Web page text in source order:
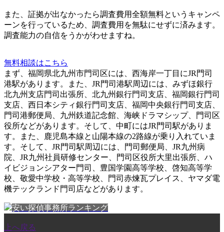
また、 証拠が出なかったら調査費用全額無料というキャンペ
ーンを行っているため、調査費用を無駄にせずに済みます。
調査能力の自信をうかがわせますね。
無料相談はこちら
まず、福岡県北九州市門司区には、西海岸一丁目にJR門司
港駅があります。また、JR門司港駅周辺には、みずほ銀行
北九州支店門司出張所、北九州銀行門司支店、福岡銀行門司
支店、西日本シティ銀行門司支店、福岡中央銀行門司支店、
門司港郵便局、九州鉄道記念館、海峡ドラマシップ、門司区
役所などがあります。そして、中町にはJR門司駅がありま
す。また、鹿児島本線と山陽本線の2路線が乗り入れていま
す。そして、JR門司駅周辺には、門司郵便局、JR九州病
院、JR九州社員研修センター、門司区役所大里出張所、ハ
イビジョンシアター門司、豊国学園高等学校、啓知高等学
校、敬愛中学校・高等学校、門司赤煉瓦プレイス、ヤマダ電
機テックランド門司店などがあります。
安い探偵事務所ランキング
上へ戻る